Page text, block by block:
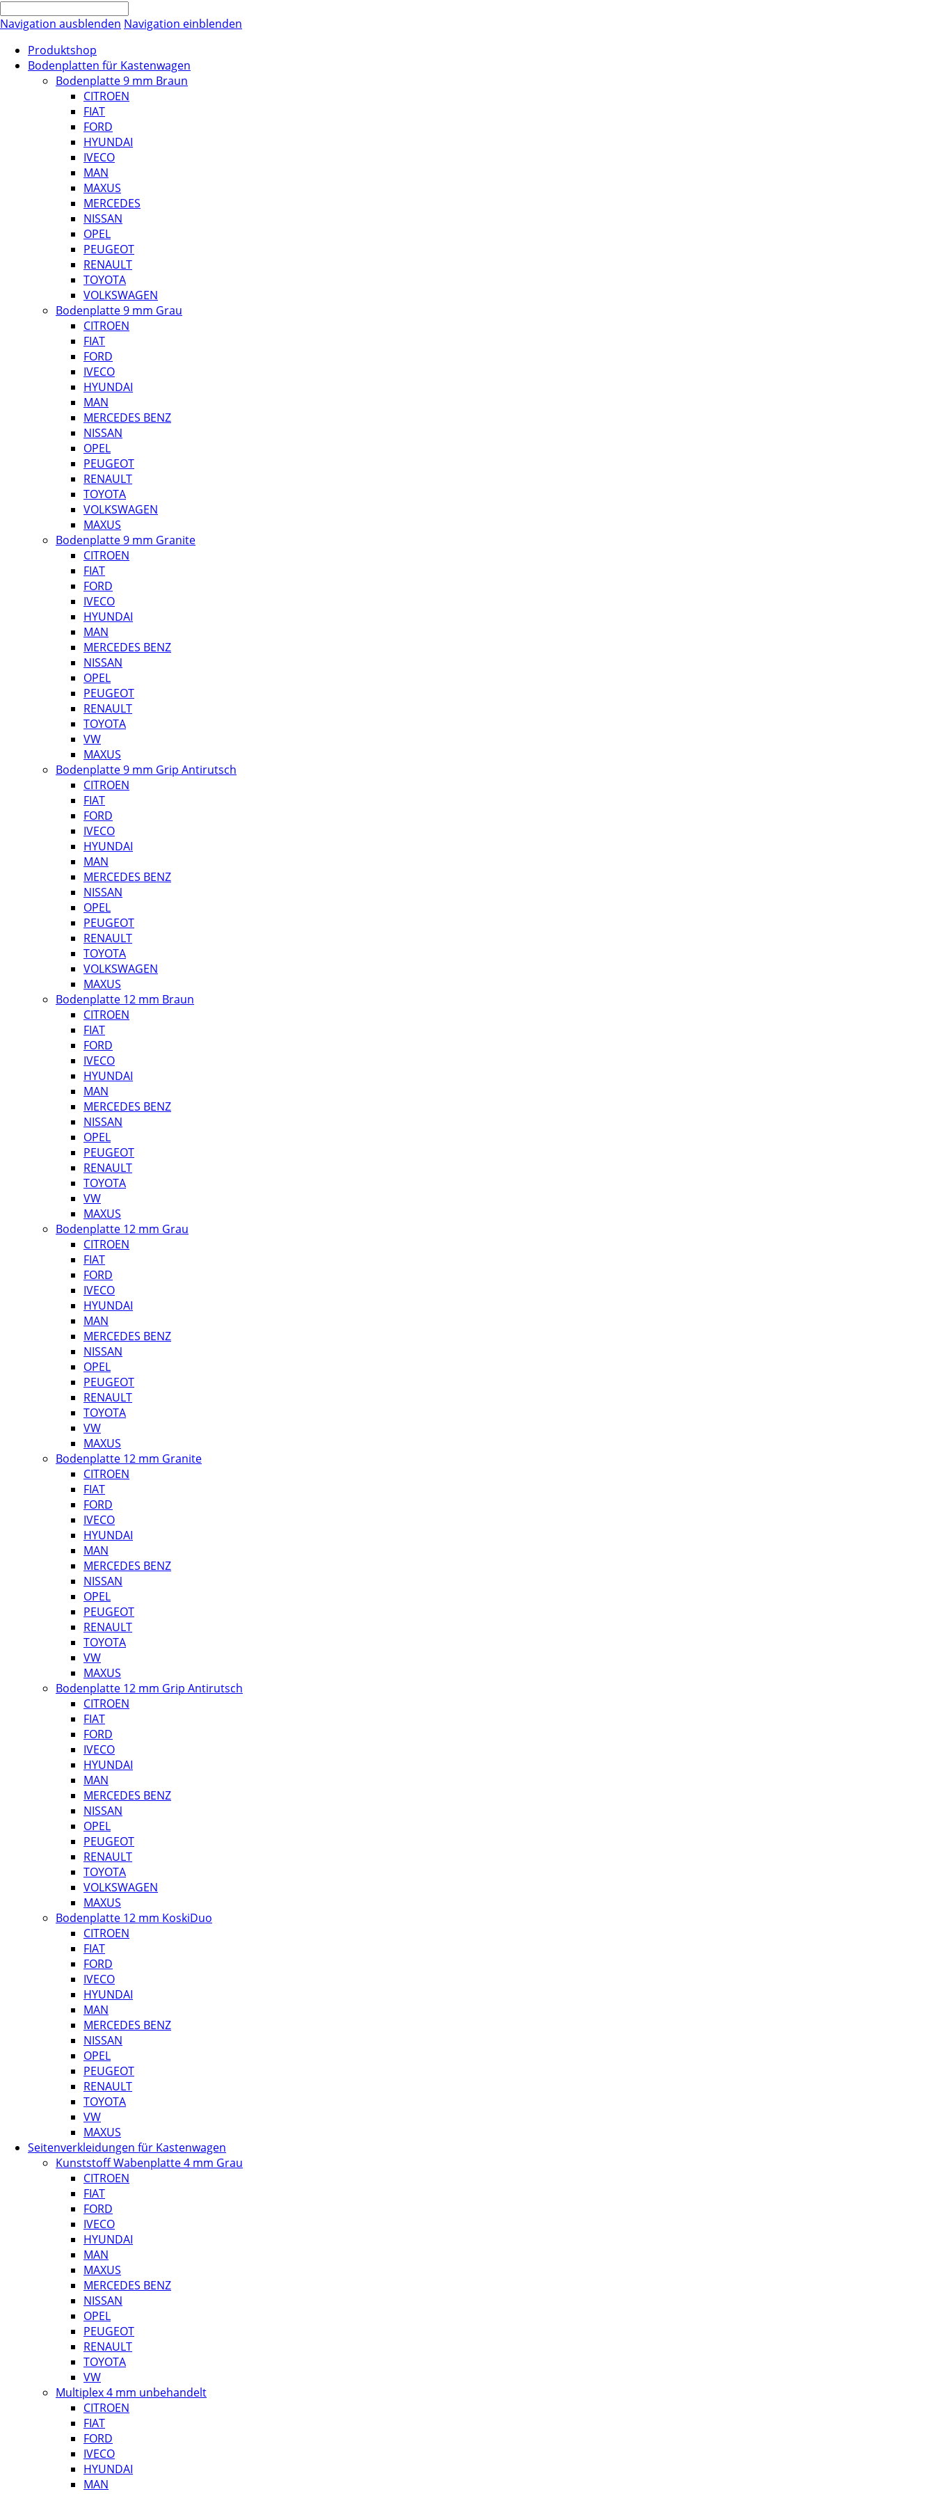
Navigation ausblenden Navigation einblenden
Produktshop
Bodenplatten für Kastenwagen
Bodenplatte 9 mm Braun
CITROEN
FIAT
FORD
HYUNDAI
IVECO
MAN
MAXUS
MERCEDES
NISSAN
OPEL
PEUGEOT
RENAULT
TOYOTA
VOLKSWAGEN
Bodenplatte 9 mm Grau
CITROEN
FIAT
FORD
IVECO
HYUNDAI
MAN
MERCEDES BENZ
NISSAN
OPEL
PEUGEOT
RENAULT
TOYOTA
VOLKSWAGEN
MAXUS
Bodenplatte 9 mm Granite
CITROEN
FIAT
FORD
IVECO
HYUNDAI
MAN
MERCEDES BENZ
NISSAN
OPEL
PEUGEOT
RENAULT
TOYOTA
VW
MAXUS
Bodenplatte 9 mm Grip Antirutsch
CITROEN
FIAT
FORD
IVECO
HYUNDAI
MAN
MERCEDES BENZ
NISSAN
OPEL
PEUGEOT
RENAULT
TOYOTA
VOLKSWAGEN
MAXUS
Bodenplatte 12 mm Braun
CITROEN
FIAT
FORD
IVECO
HYUNDAI
MAN
MERCEDES BENZ
NISSAN
OPEL
PEUGEOT
RENAULT
TOYOTA
VW
MAXUS
Bodenplatte 12 mm Grau
CITROEN
FIAT
FORD
IVECO
HYUNDAI
MAN
MERCEDES BENZ
NISSAN
OPEL
PEUGEOT
RENAULT
TOYOTA
VW
MAXUS
Bodenplatte 12 mm Granite
CITROEN
FIAT
FORD
IVECO
HYUNDAI
MAN
MERCEDES BENZ
NISSAN
OPEL
PEUGEOT
RENAULT
TOYOTA
VW
MAXUS
Bodenplatte 12 mm Grip Antirutsch
CITROEN
FIAT
FORD
IVECO
HYUNDAI
MAN
MERCEDES BENZ
NISSAN
OPEL
PEUGEOT
RENAULT
TOYOTA
VOLKSWAGEN
MAXUS
Bodenplatte 12 mm KoskiDuo
CITROEN
FIAT
FORD
IVECO
HYUNDAI
MAN
MERCEDES BENZ
NISSAN
OPEL
PEUGEOT
RENAULT
TOYOTA
VW
MAXUS
Seitenverkleidungen für Kastenwagen
Kunststoff Wabenplatte 4 mm Grau
CITROEN
FIAT
FORD
IVECO
HYUNDAI
MAN
MAXUS
MERCEDES BENZ
NISSAN
OPEL
PEUGEOT
RENAULT
TOYOTA
VW
Multiplex 4 mm unbehandelt
CITROEN
FIAT
FORD
IVECO
HYUNDAI
MAN